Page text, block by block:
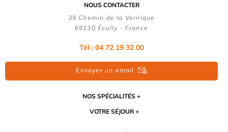
NOUS CONTACTER
39 Chemin de la Vernique
69130 Écully - France
Tél : 04 72 19 32 00
Envoyer un email
NOS SPÉCIALITÉS
VOTRE SÉJOUR